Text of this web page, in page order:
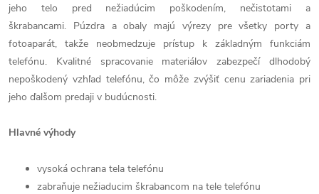
jeho telo pred nežiadúcim poškodením, nečistotami a
škrabancami. Púzdra a obaly majú výrezy pre všetky porty a
fotoaparát, takže neobmedzuje prístup k základným funkciám
telefónu. Kvalitné spracovanie materiálov zabezpečí dlhodobý
nepoškodený vzhľad telefónu, čo môže zvýšiť cenu zariadenia pri
jeho ďalšom predaji v budúcnosti.
Hlavné výhody
vysoká ochrana tela telefónu
zabraňuje nežiaducim škrabancom na tele telefónu